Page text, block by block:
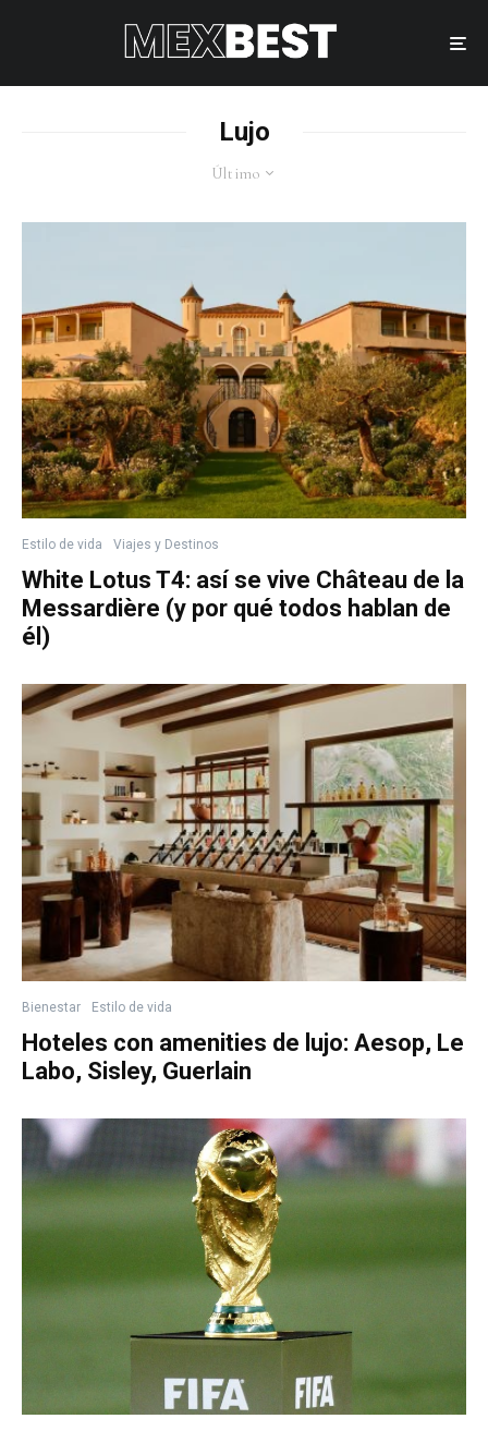
Lujo
Último
Estilo de vida Viajes y Destinos
White Lotus T4: así se vive Château de la
Messardière (y por qué todos hablan de
él)
Bienestar Estilo de vida
Hoteles con amenities de lujo: Aesop, Le
Labo, Sisley, Guerlain